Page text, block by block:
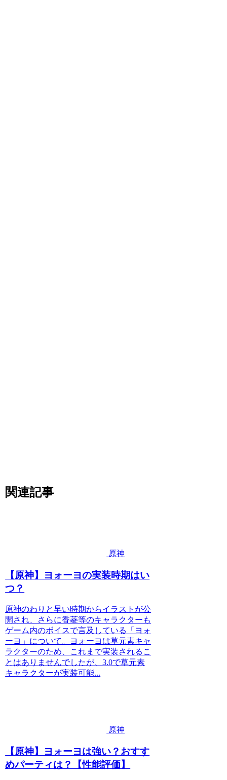
関連記事
原神
【原神】ヨォーヨの実装時期はい
つ？
原神のわりと早い時期からイラストが公
開され、さらに香菱等のキャラクターも
ゲーム内のボイスで言及している「ヨォ
ーヨ」について。ヨォーヨは草元素キャ
ラクターのため、これまで実装されるこ
とはありませんでしたが、3.0で草元素
キャラクターが実装可能...
原神
【原神】ヨォーヨは強い？おすす
めパーティは？【性能評価】